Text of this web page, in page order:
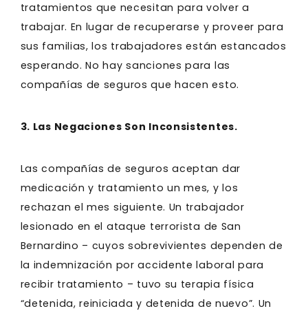
tratamientos que necesitan para volver a
trabajar. En lugar de recuperarse y proveer para
sus familias, los trabajadores están estancados
esperando. No hay sanciones para las
compañías de seguros que hacen esto.
3. Las Negaciones Son Inconsistentes.
Las compañías de seguros aceptan dar
medicación y tratamiento un mes, y los
rechazan el mes siguiente. Un trabajador
lesionado en el ataque terrorista de San
Bernardino – cuyos sobrevivientes dependen de
la indemnización por accidente laboral para
recibir tratamiento – tuvo su terapia física
“detenida, reiniciada y detenida de nuevo”. Un